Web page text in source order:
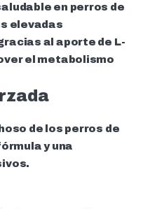
en perros de
elevadas
al aporte de L-
el metabolismo
de los perros de
y una